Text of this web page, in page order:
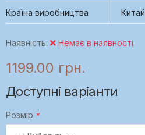
Країна виробництва Китай
Наявність: Немає в наявності
1199.00 грн.
Доступні варіанти
Розмір